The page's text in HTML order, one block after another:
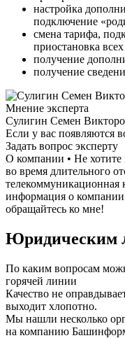
настройка
подключение
смена тарифа,
приостановка
получение
получение
Мнение эксперта
Сулигин Семен
Если у вас появляются
Задать вопрос эксперту
О компании • Не хотите
во время длительного
телекоммуникационная
информация о
обращайтесь ко мне!
Юридическим
По каким вопросам
горячей линии
Качество не
выходит хлопотно.
Мы нашли несколько
на компанию